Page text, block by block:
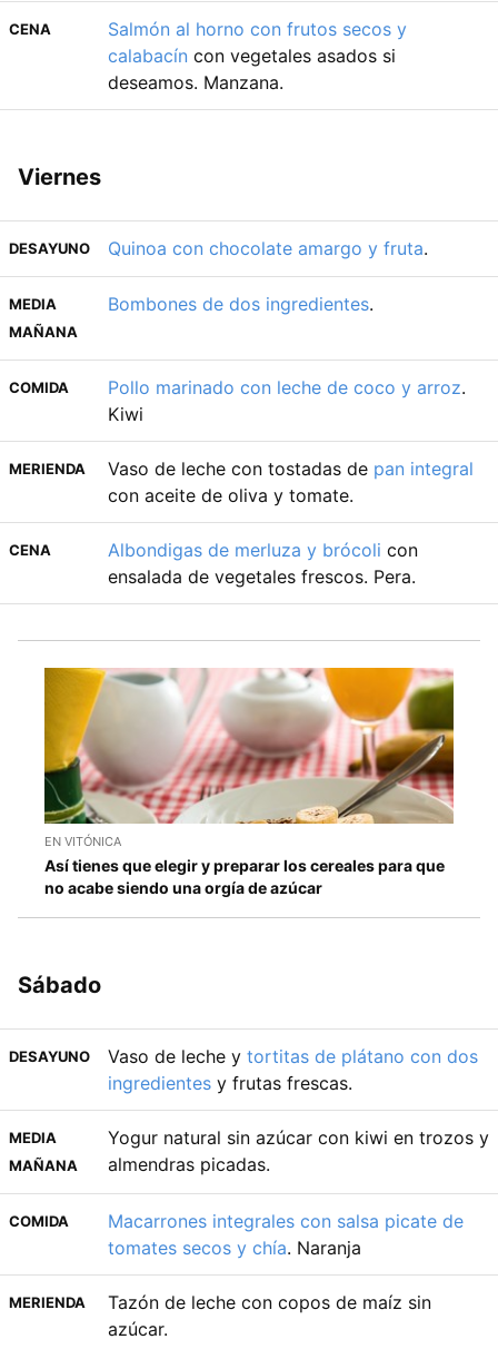
CENA
Salmón al horno con frutos secos y
calabacín con vegetales asados si
deseamos. Manzana.
Viernes
DESAYUNO Quinoa con chocolate amargo y fruta.
MEDIA
MAÑANA
Bombones de dos ingredientes.
COMIDA Pollo marinado con leche de coco y arroz.
Kiwi
MERIENDA Vaso de leche con tostadas de pan integral
con aceite de oliva y tomate.
CENA Albondigas de merluza y brócoli con
ensalada de vegetales frescos. Pera.
EN VITÓNICA
Así tienes que elegir y preparar los cereales para que
no acabe siendo una orgía de azúcar
Sábado
DESAYUNO Vaso de leche y tortitas de plátano con dos
ingredientes y frutas frescas.
MEDIA
MAÑANA
Yogur natural sin azúcar con kiwi en trozos y
almendras picadas.
COMIDA
Macarrones integrales con salsa picate de
tomates secos y chía. Naranja
MERIENDA
Tazón de leche con copos de maíz sin
azúcar.